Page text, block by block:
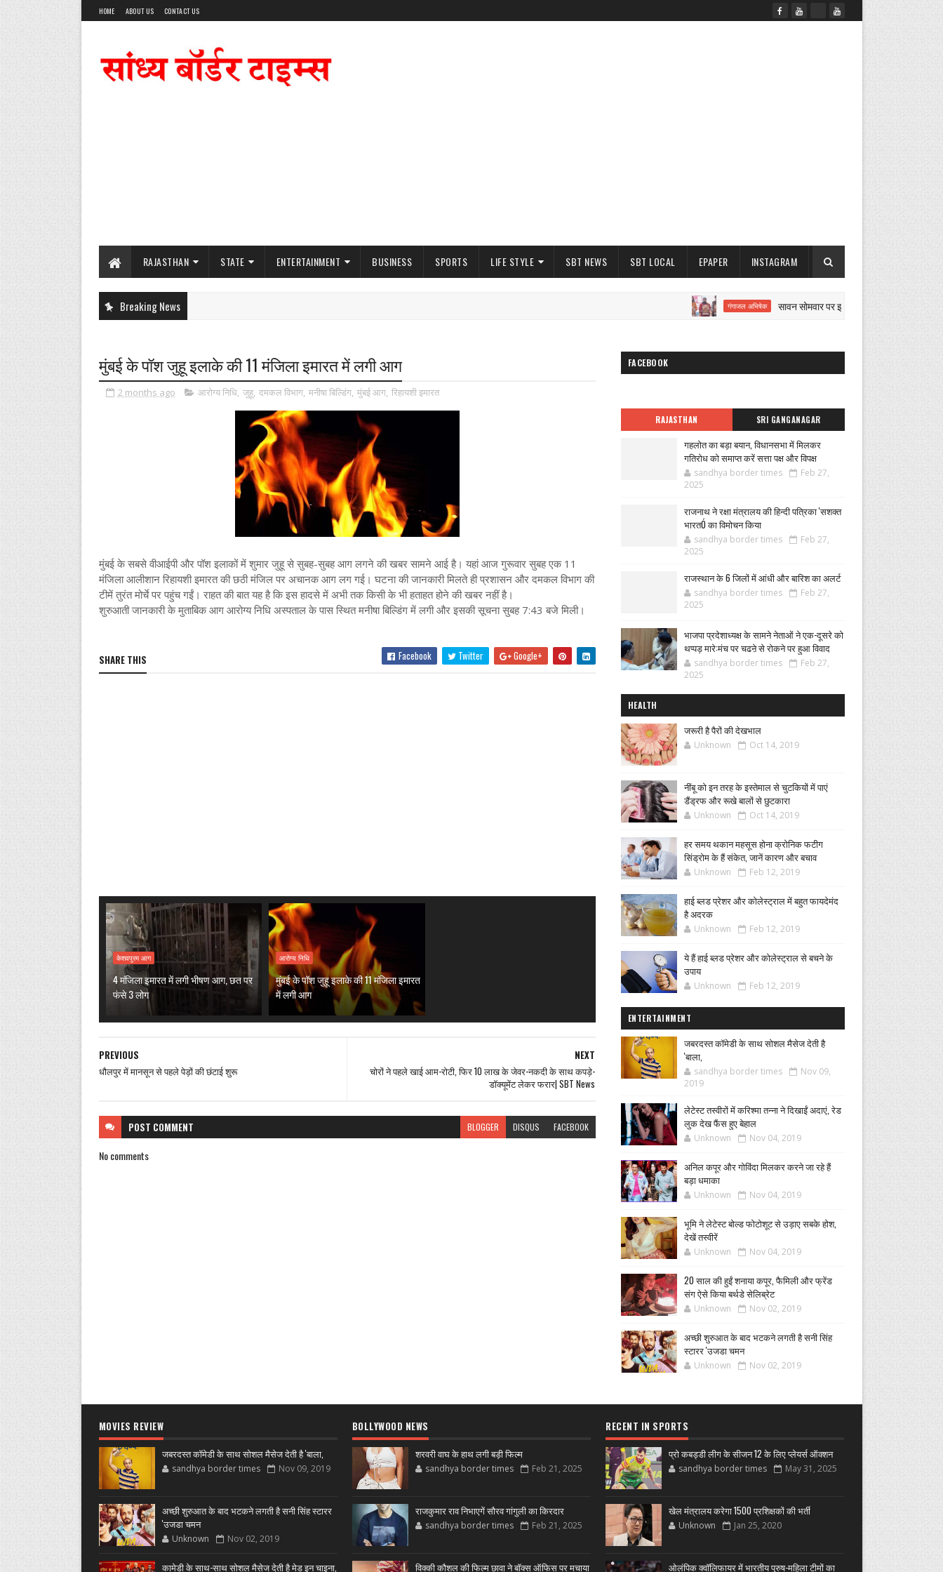
HOME ABOUT US CONTACT US
RAJASTHAN STATE ENTERTAINMENT BUSINESS SPORTS LIFE STYLE SBT NEWS SBT LOCAL EPAPER INSTAGRAM
Breaking News गंगाजल अभिषेक सावन सोमवार पर झारखंड महादेव का गंगाजल से होगा
मुंबई के पॉश जुहू इलाके की 11 मंजिला इमारत में लगी आग
2 months ago आरोग्य निधि, जुहू, दमकल विभाग, मनीषा बिल्डिंग, मुंबई आग, रिहायशी इमारत
मुंबई के सबसे वीआईपी और पॉश इलाकों में शुमार जुहू से सुबह-सुबह आग लगने की खबर सामने आई है। यहां आज गुरूवार सुबह एक 11
मंजिला आलीशान रिहायशी इमारत की छठी मंजिल पर अचानक आग लग गई। घटना की जानकारी मिलते ही प्रशासन और दमकल विभाग की
टीमें तुरंत मोर्चे पर पहुंच गईं। राहत की बात यह है कि इस हादसे में अभी तक किसी के भी हताहत होने की खबर नहीं है।
शुरुआती जानकारी के मुताबिक आग आरोग्य निधि अस्पताल के पास स्थित मनीषा बिल्डिंग में लगी और इसकी सूचना सुबह 7:43 बजे मिली।
SHARE THIS Facebook Twitter Google+
केशवपुरम आग
4 मंजिला इमारत में लगी भीषण आग, छत पर
फंसे 3 लोग
आरोग्य निधि
मुंबई के पॉश जुहू इलाके की 11 मंजिला इमारत
में लगी आग
NEXT
चोरों ने पहले खाई आम-रोटी, फिर 10 लाख के जेवर-नकदी के साथ कपड़े-
डॉक्यूमेंट लेकर फरार| SBT News
PREVIOUS
धौलपुर में मानसून से पहले पेड़ों की छंटाई शुरू
POST COMMENT BLOGGER DISQUS FACEBOOK
No comments
FACEBOOK
RAJASTHAN SRI GANGANAGAR
गहलोत का बड़ा बयान, विधानसभा में मिलकर
गतिरोध को समाप्त करें सत्ता पक्ष और विपक्ष
sandhya border times
Feb 27,
2025
राजनाथ ने रक्षा मंत्रालय की हिन्दी पत्रिका 'सशक्त
भारतÓ का विमोचन किया
sandhya border times
Feb 27,
2025
राजस्थान के 6 जिलों में आंधी और बारिश का अलर्ट
sandhya border times
Feb 27,
2025
भाजपा प्रदेशाध्यक्ष के सामने नेताओं ने एक-दूसरे को
थप्पड़ मारे:मंच पर चढऩे से रोकने पर हुआ विवाद
sandhya border times
Feb 27,
2025
HEALTH
जरूरी है पैरों की देखभाल
Unknown Oct 14, 2019
नींबू को इन तरह के इस्तेमाल से चुटकियों में पाएं
डैंड्रफ और रूखे बालों से छुटकारा
Unknown Oct 14, 2019
हर समय थकान महसूस होना क्रोनिक फटीग
सिंड्रोम के हैं संकेत, जानें कारण और बचाव
Unknown Feb 12, 2019
हाई ब्लड प्रेशर और कोलेस्ट्राल में बहुत फायदेमंद
है अदरक
Unknown Feb 12, 2019
ये हैं हाई ब्लड प्रेशर और कोलेस्ट्राल से बचने के
उपाय
Unknown Feb 12, 2019
ENTERTAINMENT
जबरदस्त कॉमेडी के साथ सोशल मैसेज देती है
'बाला,
sandhya border times
Nov 09,
2019
लेटेस्ट तस्वीरों में करिश्मा तन्ना ने दिखाईं अदाएं, रेड
लुक देख फैंस हुए बेहाल
Unknown Nov 04, 2019
अनिल कपूर और गोविंदा मिलकर करने जा रहे हैं
बड़ा धमाका
Unknown Nov 04, 2019
भूमि ने लेटेस्ट बोल्ड फोटोशूट से उड़ाए सबके होश,
देखें तस्वीरें
Unknown Nov 04, 2019
20 साल की हुईं शनाया कपूर, फैमिली और फ्रेंड
संग ऐसे किया बर्थडे सेलिब्रेट
Unknown Nov 02, 2019
अच्छी शुरुआत के बाद भटकने लगती है सनी सिंह
स्टारर 'उजडा चमन
Unknown Nov 02, 2019
MOVIES REVIEW
जबरदस्त कॉमेडी के साथ सोशल मैसेज देती है 'बाला,
sandhya border times Nov 09, 2019
अच्छी शुरुआत के बाद भटकने लगती है सनी सिंह स्टारर
'उजडा चमन
Unknown Nov 02, 2019
कामेडी के साथ-साथ सोशल मैसेज देती है मेड इन चाइना,
BOLLYWOOD NEWS
शरवरी वाघ के हाथ लगी बड़ी फिल्म
sandhya border times Feb 21, 2025
राजकुमार राव निभाएगें सौरव गांगुली का किरदार
sandhya border times Feb 21, 2025
विक्की कौशल की फिल्म छावा ने बॉक्स ऑफिस पर मचाया
RECENT IN SPORTS
प्रो कबड्डी लीग के सीजन 12 के लिए प्लेयर्स ऑक्शन
sandhya border times May 31, 2025
खेल मंत्रालय करेगा 1500 प्रशिक्षकों की भर्ती
Unknown Jan 25, 2020
ओलंपिक क्वॉलिफायर में भारतीय पुरुष-महिला टीमों का